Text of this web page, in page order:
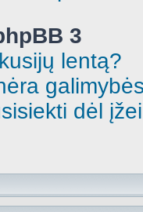
3
lentą?
dėl